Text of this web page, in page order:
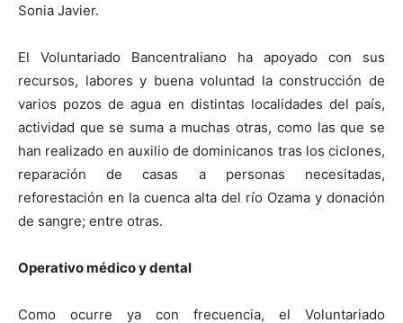
Sonia Javier.
El Voluntariado Bancentraliano ha apoyado con sus
recursos, labores y buena voluntad la construcción de
varios pozos de agua en distintas localidades del país,
actividad que se suma a muchas otras, como las que se
han realizado en auxilio de dominicanos tras los ciclones,
reparación de casas a personas necesitadas,
reforestación en la cuenca alta del río Ozama y donación
de sangre; entre otras.
Operativo médico y dental
Como ocurre ya con frecuencia, el Voluntariado